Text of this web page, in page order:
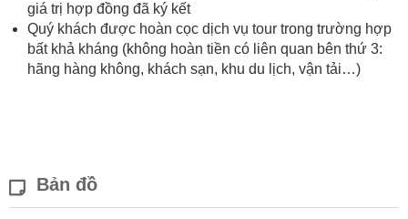
giá trị hợp đồng đã ký kết
Quý khách được hoàn cọc dịch vụ tour trong trường hợp
bất khả kháng (không hoàn tiền có liên quan bên thứ 3:
hãng hàng không, khách sạn, khu du lịch, vận tải…)
Bản đồ